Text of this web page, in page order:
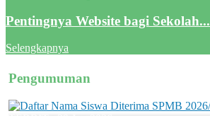
Pentingnya Website bagi Sekolah...
Selengkapnya
Pengumuman